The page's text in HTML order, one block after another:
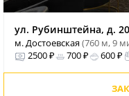
ул. Рубинштейна, д. 20
м. Достоевская(760 м, 9
2500 ₽
700 ₽ 600 ₽